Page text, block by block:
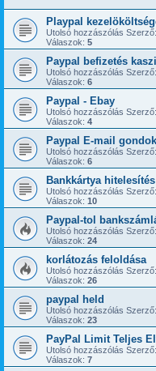
Playpal
Utolsó hozzászólás Szerző:
Válaszok: 5
Paypal befizetés
Utolsó hozzászólás Szerző:
Válaszok: 6
Paypal - Ebay
Utolsó hozzászólás Szerző:
Válaszok: 4
Paypal E-mail gondok
Utolsó hozzászólás Szerző:
Válaszok: 6
Bankkártya
Utolsó hozzászólás Szerző:
Válaszok: 10
Paypal-tol
Utolsó hozzászólás Szerző:
Válaszok: 24
korlátozás feloldása
Utolsó hozzászólás Szerző:
Válaszok: 26
paypal held
Utolsó hozzászólás Szerző:
Válaszok: 23
PayPal Limit Teljes
Utolsó hozzászólás Szerző:
Válaszok: 7